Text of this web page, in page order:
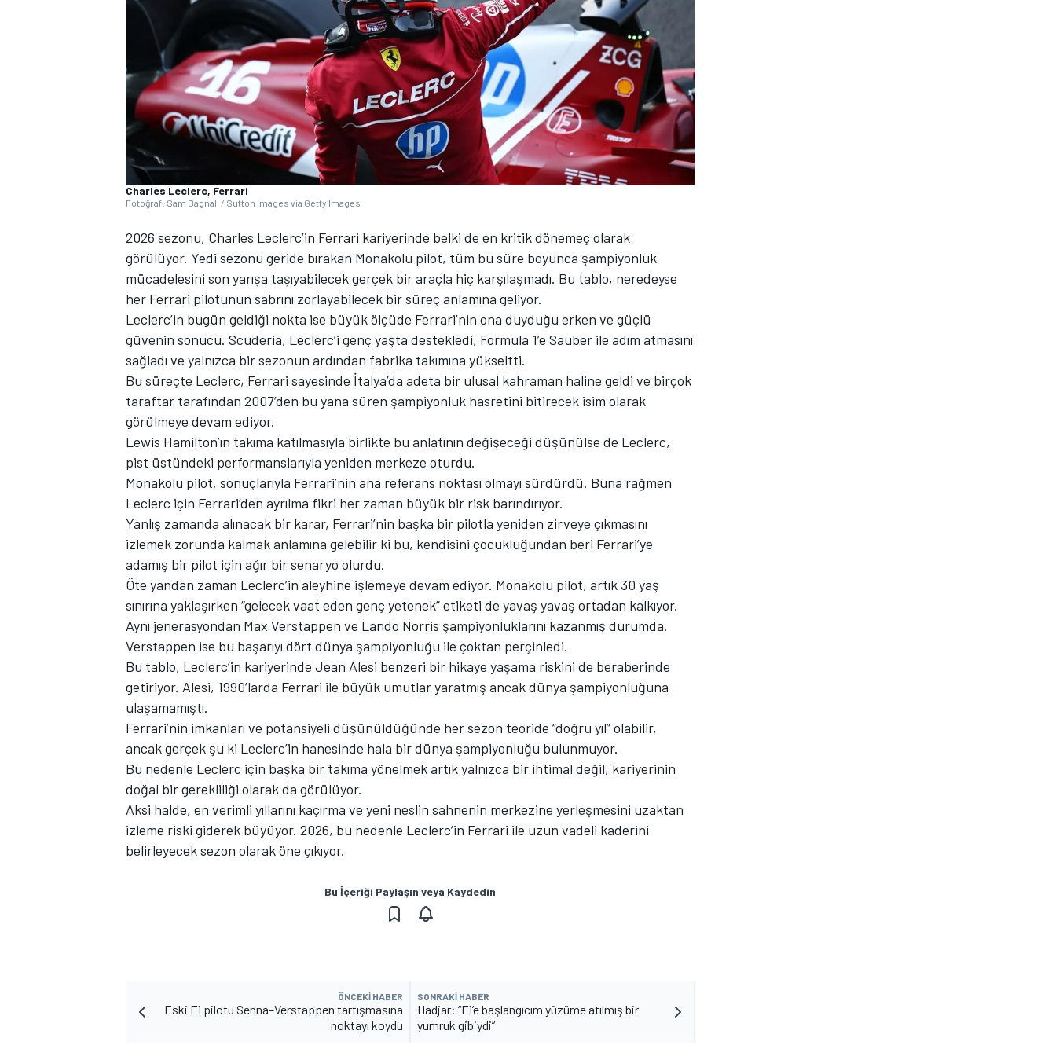
WRC
TÜRK SPORCULAR
Charles Leclerc, Ferrari
Fotoğraf: Sam Bagnall / Sutton Images via Getty Images
2026 sezonu, Charles Leclerc’in Ferrari kariyerinde belki de en kritik dönemeç olarak
görülüyor. Yedi sezonu geride bırakan Monakolu pilot, tüm bu süre boyunca şampiyonluk
mücadelesini son yarışa taşıyabilecek gerçek bir araçla hiç karşılaşmadı. Bu tablo, neredeyse
her Ferrari pilotunun sabrını zorlayabilecek bir süreç anlamına geliyor.
Leclerc’in bugün geldiği nokta ise büyük ölçüde Ferrari’nin ona duyduğu erken ve güçlü
güvenin sonucu. Scuderia, Leclerc’i genç yaşta destekledi, Formula 1’e Sauber ile adım atmasını
sağladı ve yalnızca bir sezonun ardından fabrika takımına yükseltti.
Bu süreçte Leclerc, Ferrari sayesinde İtalya’da adeta bir ulusal kahraman haline geldi ve birçok
taraftar tarafından 2007’den bu yana süren şampiyonluk hasretini bitirecek isim olarak
görülmeye devam ediyor.
Lewis Hamilton’ın takıma katılmasıyla birlikte bu anlatının değişeceği düşünülse de Leclerc,
pist üstündeki performanslarıyla yeniden merkeze oturdu.
Monakolu pilot, sonuçlarıyla Ferrari’nin ana referans noktası olmayı sürdürdü. Buna rağmen
Leclerc için Ferrari’den ayrılma fikri her zaman büyük bir risk barındırıyor.
Yanlış zamanda alınacak bir karar, Ferrari’nin başka bir pilotla yeniden zirveye çıkmasını
izlemek zorunda kalmak anlamına gelebilir ki bu, kendisini çocukluğundan beri Ferrari’ye
adamış bir pilot için ağır bir senaryo olurdu.
Öte yandan zaman Leclerc’in aleyhine işlemeye devam ediyor. Monakolu pilot, artık 30 yaş
sınırına yaklaşırken “gelecek vaat eden genç yetenek” etiketi de yavaş yavaş ortadan kalkıyor.
Aynı jenerasyondan Max Verstappen ve Lando Norris şampiyonluklarını kazanmış durumda.
Verstappen ise bu başarıyı dört dünya şampiyonluğu ile çoktan perçinledi.
Bu tablo, Leclerc’in kariyerinde Jean Alesi benzeri bir hikaye yaşama riskini de beraberinde
getiriyor. Alesi, 1990’larda Ferrari ile büyük umutlar yaratmış ancak dünya şampiyonluğuna
ulaşamamıştı.
Ferrari’nin imkanları ve potansiyeli düşünüldüğünde her sezon teoride “doğru yıl” olabilir,
ancak gerçek şu ki Leclerc’in hanesinde hala bir dünya şampiyonluğu bulunmuyor.
Bu nedenle Leclerc için başka bir takıma yönelmek artık yalnızca bir ihtimal değil, kariyerinin
doğal bir gerekliliği olarak da görülüyor.
Aksi halde, en verimli yıllarını kaçırma ve yeni neslin sahnenin merkezine yerleşmesini uzaktan
izleme riski giderek büyüyor. 2026, bu nedenle Leclerc’in Ferrari ile uzun vadeli kaderini
belirleyecek sezon olarak öne çıkıyor.
Bu İçeriği Paylaşın veya Kaydedin
ÖNCEKI HABER
Eski F1 pilotu Senna–Verstappen tartışmasına
noktayı koydu
SONRAKI HABER
Hadjar: “F1’e başlangıcım yüzüme atılmış bir
yumruk gibiydi”